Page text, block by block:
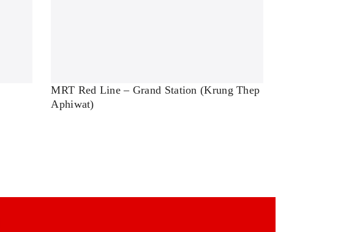
MRT Red Line – Grand Station (Krung Thep
Aphiwat)